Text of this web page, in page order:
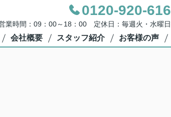
0120-920-616
業時間：09：00～18：00 定休日：毎週火・水曜日
会社概要 スタッフ紹介 お客様の声